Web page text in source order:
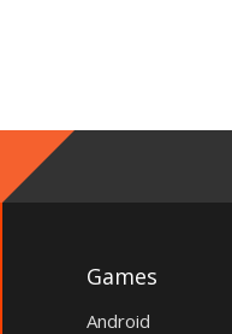
Games
Android